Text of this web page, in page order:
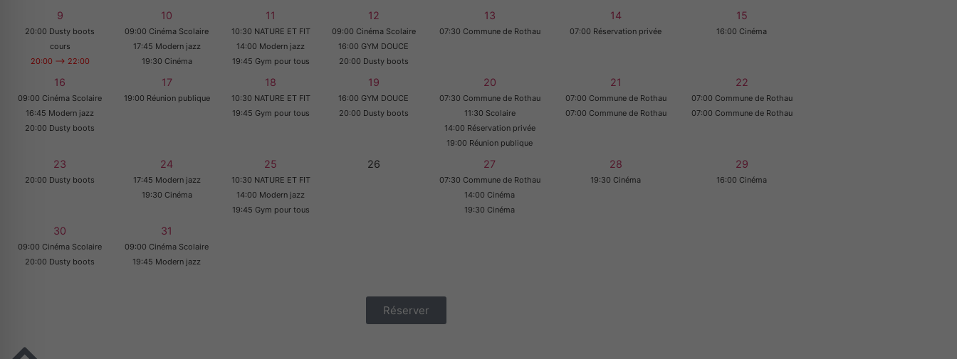
9
20:00 Dusty boots
cours
20:00 --> 22:00
10
09:00 Cinéma Scolaire
17:45 Modern jazz
19:30 Cinéma
11
10:30 NATURE ET FIT
14:00 Modern jazz
19:45 Gym pour tous
12
09:00 Cinéma Scolaire
16:00 GYM DOUCE
20:00 Dusty boots
13
07:30 Commune de Rothau
14
07:00 Réservation privée
15
16:00 Cinéma
16
09:00 Cinéma Scolaire
16:45 Modern jazz
20:00 Dusty boots
17
19:00 Réunion publique
18
10:30 NATURE ET FIT
19:45 Gym pour tous
19
16:00 GYM DOUCE
20:00 Dusty boots
20
07:30 Commune de Rothau
11:30 Scolaire
14:00 Réservation privée
19:00 Réunion publique
21
07:00 Commune de Rothau
07:00 Commune de Rothau
22
07:00 Commune de Rothau
07:00 Commune de Rothau
23
20:00 Dusty boots
24
17:45 Modern jazz
19:30 Cinéma
25
10:30 NATURE ET FIT
14:00 Modern jazz
19:45 Gym pour tous
26 27
07:30 Commune de Rothau
14:00 Cinéma
19:30 Cinéma
28
19:30 Cinéma
29
16:00 Cinéma
30
09:00 Cinéma Scolaire
20:00 Dusty boots
31
09:00 Cinéma Scolaire
19:45 Modern jazz
Réserver